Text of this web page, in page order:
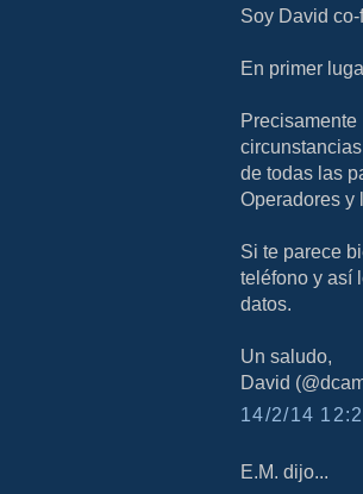
Soy David
En primer
Precisamente
de todas las
Operadores y
Si te parece
teléfono y así
datos.
Un saludo,
David
14/2/14
E.M. dijo...